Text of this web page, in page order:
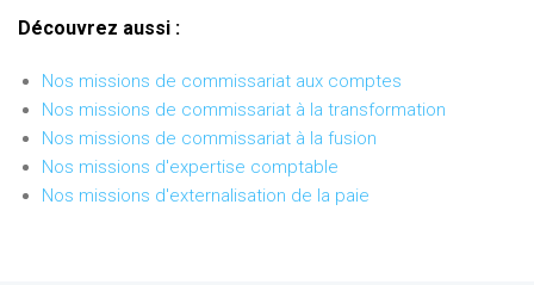
Découvrez aussi :
Nos missions de commissariat aux comptes
Nos missions de commissariat à la transformation
Nos missions de commissariat à la fusion
Nos missions d'expertise comptable
Nos missions d'externalisation de la paie